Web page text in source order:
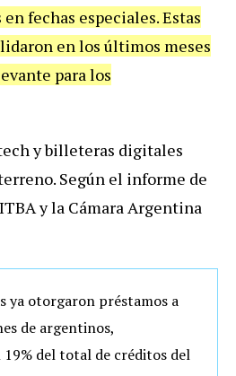
fechas especiales. Estas
en los últimos meses
para los
y billeteras digitales
Según el informe de
y la Cámara Argentina
ya otorgaron préstamos a
de argentinos,
del total de créditos del